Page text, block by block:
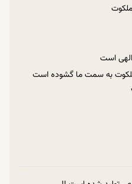
است
به سمت ما گشوده است
(ع) متفاوت است؟